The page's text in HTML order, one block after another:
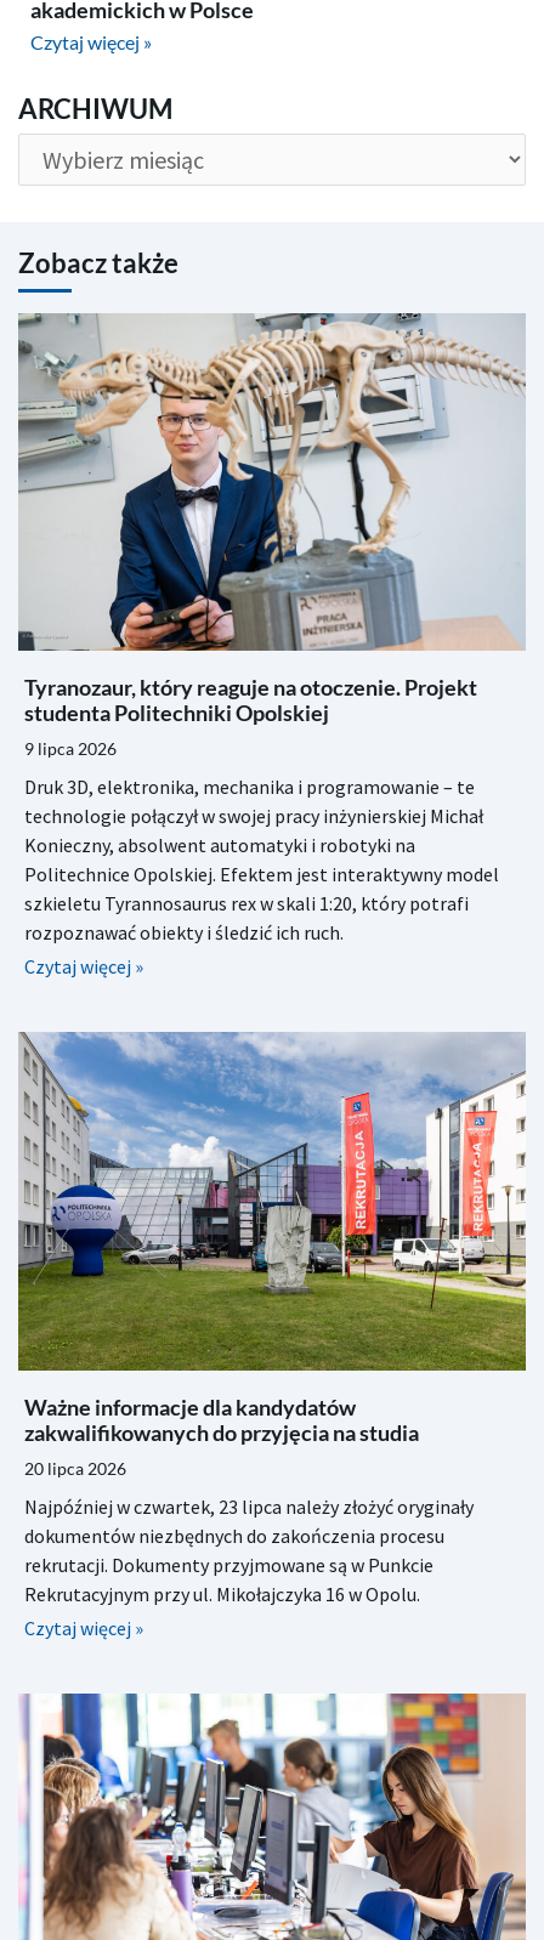
akademickich w Polsce
Czytaj więcej »
ARCHIWUM
ARCHIWUM
Zobacz także
Tyranozaur, który reaguje na otoczenie. Projekt
studenta Politechniki Opolskiej
9 lipca 2026
Druk 3D, elektronika, mechanika i programowanie – te
technologie połączył w swojej pracy inżynierskiej Michał
Konieczny, absolwent automatyki i robotyki na
Politechnice Opolskiej. Efektem jest interaktywny model
szkieletu Tyrannosaurus rex w skali 1:20, który potrafi
rozpoznawać obiekty i śledzić ich ruch.
Czytaj więcej »
Ważne informacje dla kandydatów
zakwalifikowanych do przyjęcia na studia
20 lipca 2026
Najpóźniej w czwartek, 23 lipca należy złożyć oryginały
dokumentów niezbędnych do zakończenia procesu
rekrutacji. Dokumenty przyjmowane są w Punkcie
Rekrutacyjnym przy ul. Mikołajczyka 16 w Opolu.
Czytaj więcej »